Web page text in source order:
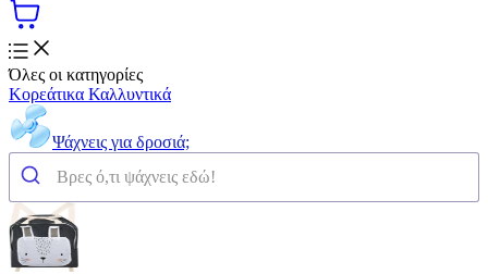
Όλες οι κατηγορίες
Κορεάτικα Καλλυντικά
Ψάχνεις για δροσιά;